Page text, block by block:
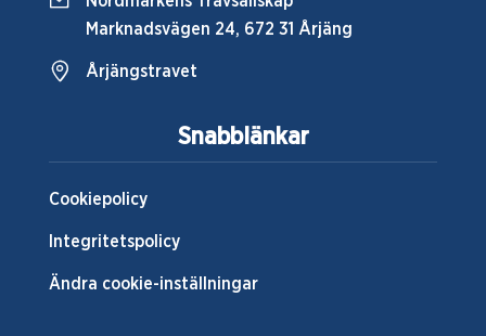
Snabblänkar
Cookiepolicy
Integritetspolicy
Ändra cookie-inställningar
Marknadsvägen 24, 672 31 Årjäng
Årjängstravet